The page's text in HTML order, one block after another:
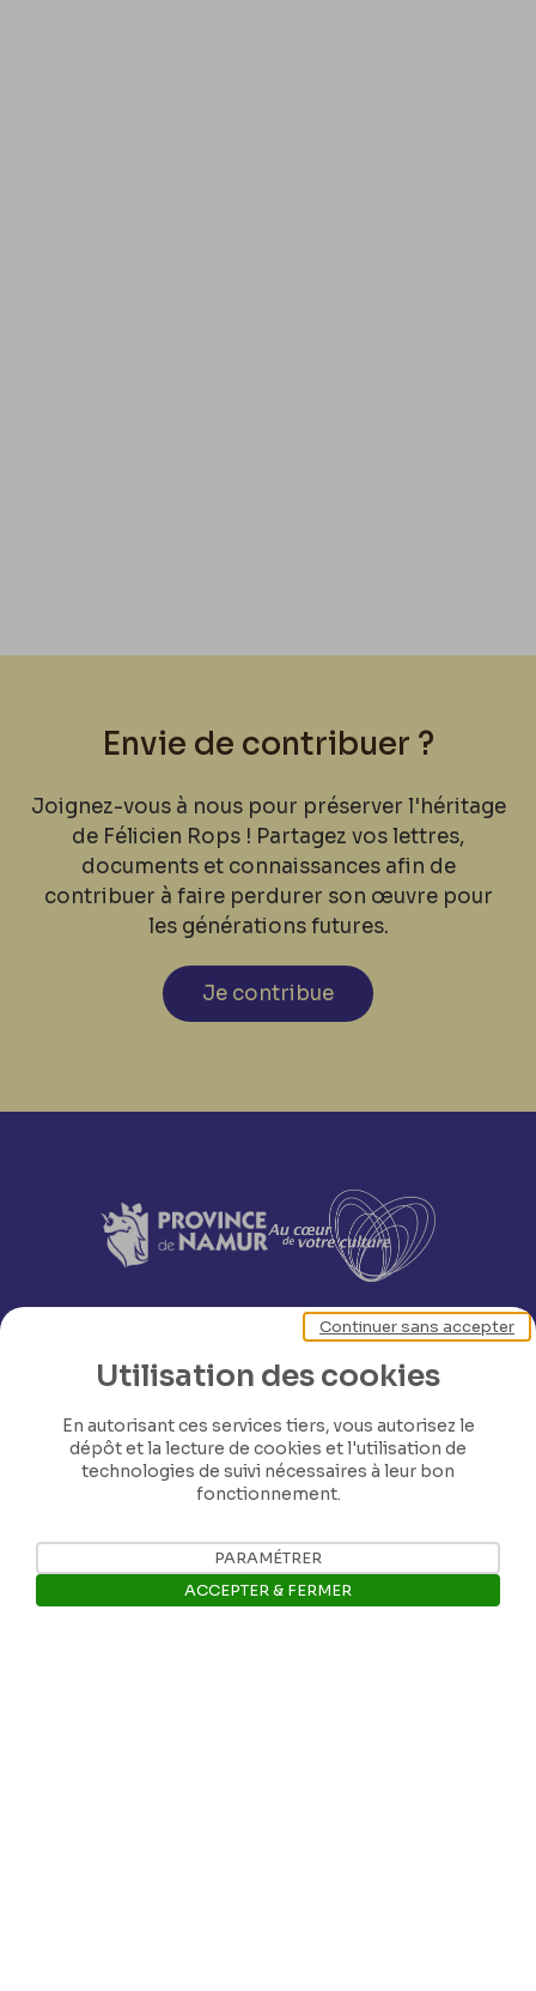
Envie de contribuer ?
Joignez-vous à nous pour préserver l'héritage
de Félicien Rops ! Partagez vos lettres,
documents et connaissances afin de
contribuer à faire perdurer son œuvre pour
les générations futures.
Je contribue
Nos coordonnées
Utilisation des cookies
En autorisant ces services tiers, vous autorisez le
dépôt et la lecture de cookies et l'utilisation de
technologies de suivi nécessaires à leur bon
fonctionnement.
Continuer sans accepter
PARAMÉTRER
ACCEPTER & FERMER